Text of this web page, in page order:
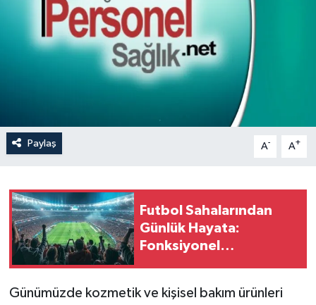
Paylaş A- A+
Futbol Sahalarından
Günlük Hayata:
Fonksiyonel
Günümüzde kozmetik ve kişisel bakım ürünleri